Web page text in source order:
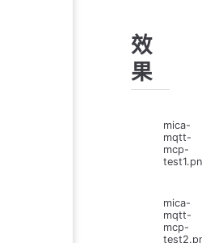
效
果
mica-
mqtt-
mcp-
mica-
mqtt-
mcp-